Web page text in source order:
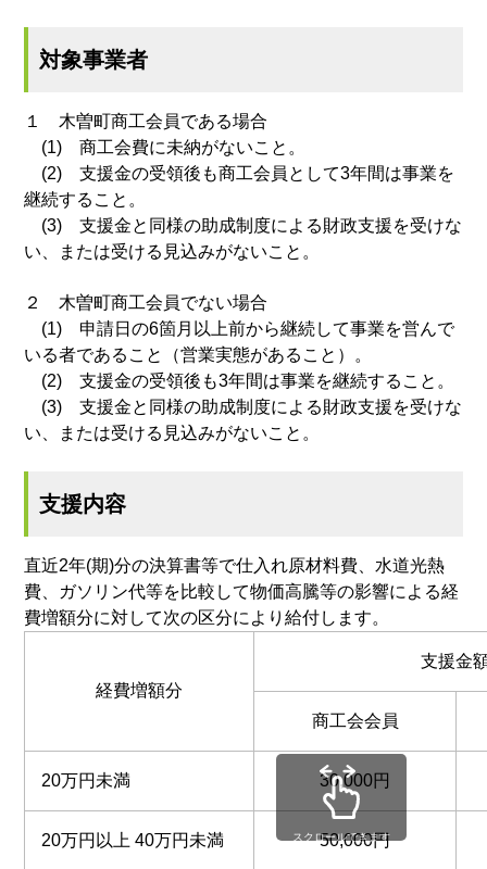
対象事業者
１ 木曽町商工会員である場合
(1) 商工会費に未納がないこと。
(2) 支援金の受領後も商工会員として3年間は事業を
継続すること。
(3) 支援金と同様の助成制度による財政支援を受けな
い、または受ける見込みがないこと。
２ 木曽町商工会員でない場合
(1) 申請日の6箇月以上前から継続して事業を営んで
いる者であること（営業実態があること）。
(2) 支援金の受領後も3年間は事業を継続すること。
(3) 支援金と同様の助成制度による財政支援を受けな
い、または受ける見込みがないこと。
支援内容
直近2年(期)分の決算書等で仕入れ原材料費、水道光熱
費、ガソリン代等を比較して物価高騰等の影響による経
費増額分に対して次の区分により給付します。
経費増額分
支援金
商工会会員
20万円未満 30,000円
20万円以上 40万円未満 50,000円
スクロールできます